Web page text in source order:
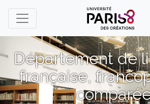
Panneau de gestion des cookies
Département de
française,